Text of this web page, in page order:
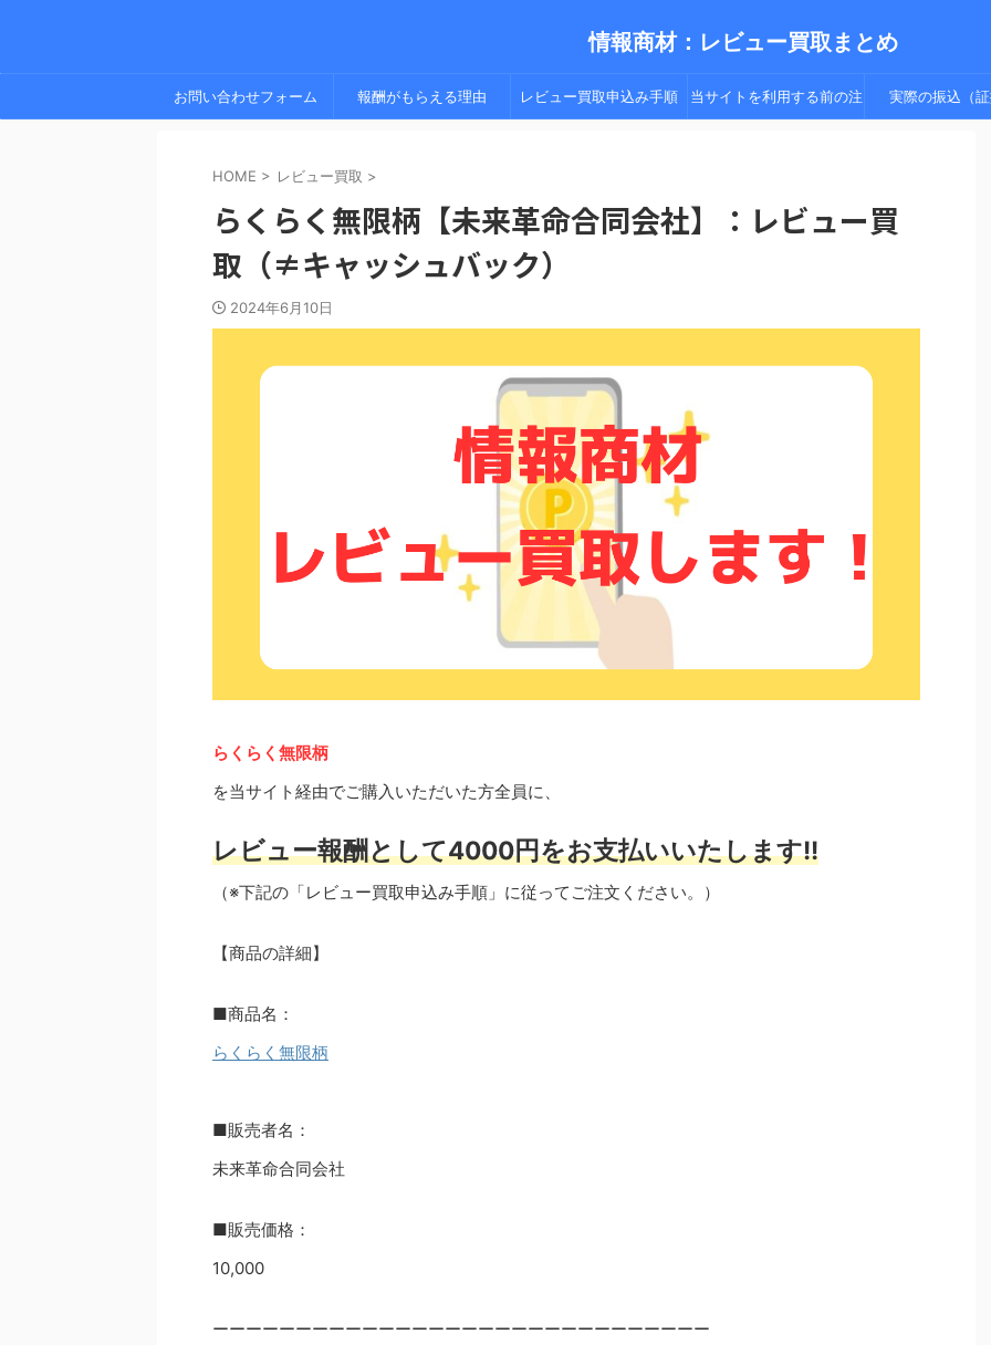
情報商材：レビュー買取まとめ
お問い合わせフォーム 報酬がもらえる理由 レビュー買取申込み手順 当サイトを利用する前の注 実際の振込（証
HOME > レビュー買取 >
らくらく無限柄【未来革命合同会社】：レビュー買
取（≠キャッシュバック）
2024年6月10日
らくらく無限柄
を当サイト経由でご購入いただいた方全員に、
レビュー報酬として4000円をお支払いいたします!!
（※下記の「レビュー買取申込み手順」に従ってご注文ください。）
【商品の詳細】
■商品名：
らくらく無限柄
■販売者名：
未来革命合同会社
■販売価格：
10,000
ーーーーーーーーーーーーーーーーーーーーーーーーーーーーーー